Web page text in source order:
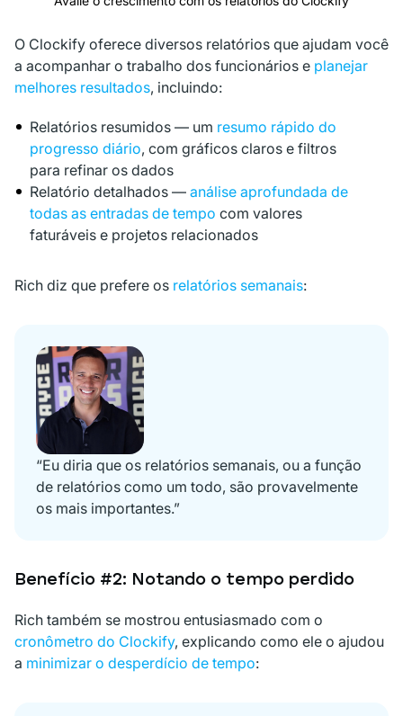
O Clockify oferece diversos relatórios que ajudam você
a acompanhar o trabalho dos funcionários e planejar
melhores resultados, incluindo:
Relatórios resumidos — um resumo rápido do
progresso diário, com gráficos claros e filtros
para refinar os dados
Relatório detalhados — análise aprofundada de
todas as entradas de tempo com valores
faturáveis ​​e projetos relacionados
Rich diz que prefere os relatórios semanais:
“Eu diria que os relatórios semanais, ou a função
de relatórios como um todo, são provavelmente
os mais importantes.”
Benefício #2: Notando o tempo perdido
Rich também se mostrou entusiasmado com o
cronômetro do Clockify, explicando como ele o ajudou
a minimizar o desperdício de tempo: